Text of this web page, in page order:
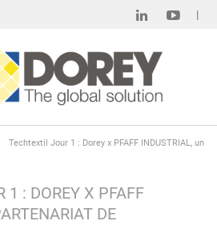
Techtextil Jour 1 : Dorey x PFAFF INDUSTRIAL, un
1 : DOREY X PFAFF
DE